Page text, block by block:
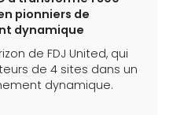
pionniers de
dynamique
de FDJ United, qui
de 4 sites dans un
dynamique.